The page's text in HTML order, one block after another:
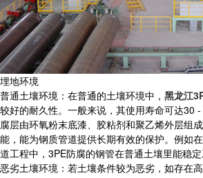
埋地环境
普通土壤环境：在普通的土壤环境中， 黑龙江
较好的耐久性。一般来说，其使用寿命可达30
腐层由环氧粉末底漆、胶粘剂和聚乙烯外层组
能，能为钢质管道提供长期有效的保护。例如
道工程中，3PE防腐的钢管在普通土壤里能稳定
恶劣土壤环境：若土壤条件较为恶劣，如存在